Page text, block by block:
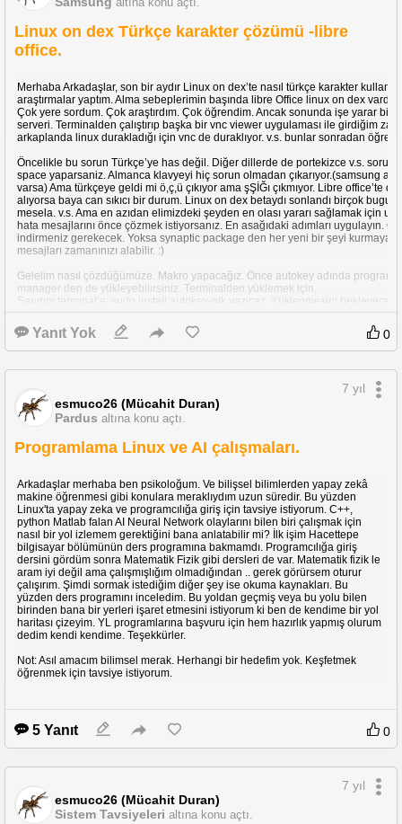
Linux on dex Türkçe karakter çözümü -libre
office.
Merhaba Arkadaşlar, son bir aydır Linux on dex’te nasıl türkçe karakter
araştırmalar yaptım. Alma sebeplerimin başında libre Office linux on dex vardı.
Çok yere sordum. Çok araştırdım. Çok öğrendim. Ancak sonunda işe yarar bir
serveri. Terminalden çalıştırıp başka bir vnc viewer uygulaması ile girdiğim
arkaplanda linux durakladığı için vnc de duraklıyor. v.s. bunlar sonradan
Öncelikle bu sorun Türkçe’ye has değil. Diğer dillerde de portekizce v.s.
space yaparsaniz. Almanca klavyeyi hiç sorun olmadan çıkarıyor.(samsung
varsa) Ama türkçeye geldi mi ö,ç,ü çıkıyor ama şŞİĞı çıkmıyor. Libre office’te
alıyorsa baya can sıkıcı bir durum. Linux on dex betaydı sonlandı birçok bugu
mesela. v.s. Ama en azıdan elimizdeki şeyden en olası yararı sağlamak için
hata mesajlarını önce çözmek istiyorsanız. En asağıdaki adımları uygulayın.
indirmeniz gerekecek. Yoksa synaptic package den her yeni bir şeyi kurmaya
mesajları zamanınızı alabilir. :)
Gelelim nasıl çözdüğümüze. Makro yapacağız. Önce autokey adında
manager den de yükleyebilirsiniz. Terminalden yüklemek için,
Sonra uygulamaya girip: applications>accessories>autokey
> new>script diyeceğiz.
Adını rastgele bir şey koyabilirsiniz. Ben she yaptım. Ok deyin.
Enter your scipt here yazan yeri silin. Oraya
keyboard.send_keys("<ctrl>+<shift>+u+15f+") bunu yazın ve altta hotkey in
Sonra press to set e tıklayın. Sonra klavyedeki ş harfine basın. Ok deyin. Sonra
Şimdi bu işlemi diğer harfler için aynen yapacağız. Sadece script kodunu
Yine new script dedik yukardaki işlemin aynısını yaptık, sadece ğ için :
ı için:
keyboard.send_keys("<ctrl>+<shift>+u+131+") klavyede ı harfini seçin. Zaten
veya shift sıkıntı çıkarmıyor.
Elimizde libre office te kullanılmayan bazı tuşlar var. Bunlardan bazıları F8,F9
Ş harfi için : keyboard.send_keys("<ctrl>+<shift>+u+15e+")
Ğ için, büyük ihtimalle hiç gerek olmaz ama dursun :) :
İ için: keyboard.send_keys("<ctrl>+<shift>+u+130+")
İsteyen olursa başka karakterler de atayabilir. Örneğin normalde @ işareti
Bunun için: new>phrase>(adını yazıp ok deyin) @ burdaki harfi kopyalayın
Şğ gibi harfler libre office dışıda sorun çıkarabilir. Bunun nasıl üstesinden
uygulamalar dışında sorun çıkabilir. Örneğin adres satıına ş ğ harfleri çıkıyor
2)linux konteynırıı açar açmaz, veya ,bence, terminal modunda çalıştırın ve
sudo apt-get update
sudo apt-get upgrade
sudo purge-old-kernels
Yanıt Yok 0
esmuco26 (Mücahit Duran)
Pardus altına konu açtı.
7 yıl
Programlama Linux ve AI çalışmaları.
Arkadaşlar merhaba ben psikoloğum. Ve bilişsel bilimlerden yapay zekâ
makine öğrenmesi gibi konulara meraklıydım uzun süredir. Bu yüzden
Linux'ta yapay zeka ve programcılığa giriş için tavsiye istiyorum. C++,
python Matlab falan AI Neural Network olaylarını bilen biri çalışmak için
nasıl bir yol izlemem gerektiğini bana anlatabilir mi? İlk işim Hacettepe
bilgisayar bölümünün ders programına bakmamdı. Programcılığa giriş
dersini gördüm sonra Matematik Fizik gibi dersleri de var. Matematik fizik le
aram iyi değil ama çalışmışlığım olmadığından .. gerek görürsem oturur
çalışırım. Şimdi sormak istediğim diğer şey ise okuma kaynakları. Bu
yüzden ders programını inceledim. Bu yoldan geçmiş veya bu yolu bilen
birinden bana bir yerleri işaret etmesini istiyorum ki ben de kendime bir yol
haritası çizeyim. YL programlarına başvuru için hem hazırlık yapmış olurum
dedim kendi kendime. Teşekkürler.
Not: Asıl amacım bilimsel merak. Herhangi bir hedefim yok. Keşfetmek
öğrenmek için tavsiye istiyorum.
5 Yanıt 0
esmuco26 (Mücahit Duran)
Sistem Tavsiyeleri altına konu açtı.
7 yıl